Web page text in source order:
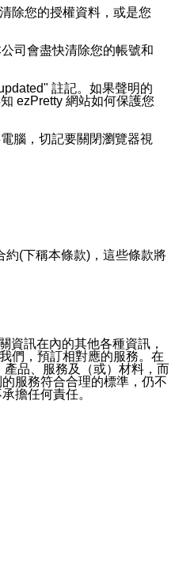
除您的授權資料，或是您
司會盡快清除您的帳號和
註記。如果聲明的
ezPretty 網站如何保護您
腦，切記要關閉瀏覽器視
約(下稱本條款)，這些條款將
資訊在內的其他各種資訊，
們，預訂相對應的服務。在
品、服務及（或）材料，而
服務符合合理的標準，仍不
擔任何責任。